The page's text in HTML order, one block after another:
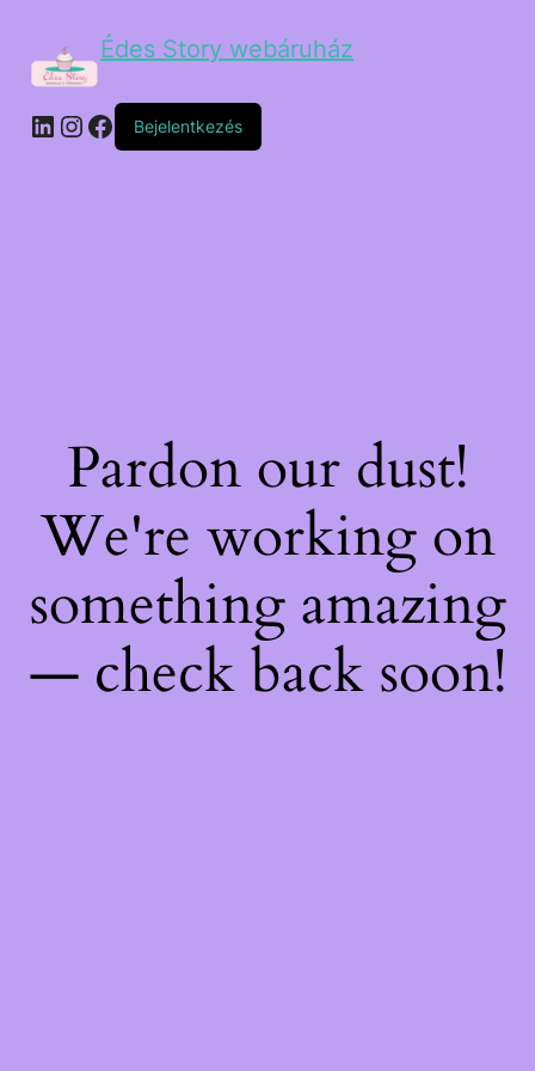
Édes Story webáruház
Bejelentkezés
Pardon our dust!
We're working on
something amazing
— check back soon!